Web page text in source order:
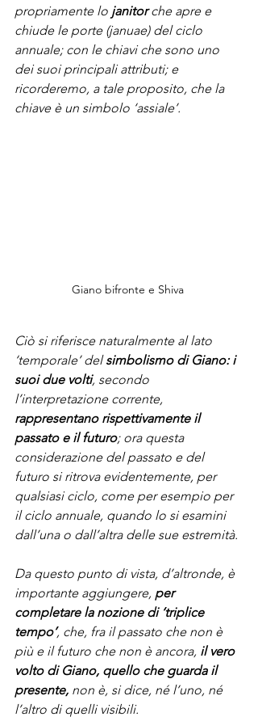
propriamente lo janitor che apre e
chiude le porte (januae) del ciclo
annuale; con le chiavi che sono uno
dei suoi principali attributi; e
ricorderemo, a tale proposito, che la
chiave è un simbolo ‘assiale’.
Giano bifronte e Shiva
Ciò si riferisce naturalmente al lato
‘temporale’ del simbolismo di Giano: i
suoi due volti, secondo
l’interpretazione corrente,
rappresentano rispettivamente il
passato e il futuro; ora questa
considerazione del passato e del
futuro si ritrova evidentemente, per
qualsiasi ciclo, come per esempio per
il ciclo annuale, quando lo si esamini
dall’una o dall’altra delle sue estremità.
Da questo punto di vista, d’altronde, è
importante aggiungere, per
completare la nozione di ‘triplice
tempo’, che, fra il passato che non è
più e il futuro che non è ancora, il vero
volto di Giano, quello che guarda il
presente, non è, si dice, né l’uno, né
l’altro di quelli visibili.